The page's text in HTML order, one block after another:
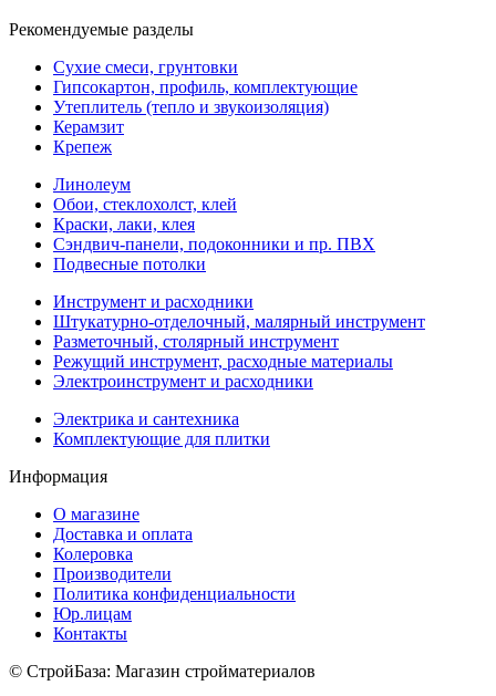
Рекомендуемые разделы
Сухие смеси, грунтовки
Гипсокартон, профиль, комплектующие
Утеплитель (тепло и звукоизоляция)
Керамзит
Крепеж
Линолеум
Обои, стеклохолст, клей
Краски, лаки, клея
Сэндвич-панели, подоконники и пр. ПВХ
Подвесные потолки
Инструмент и расходники
Штукатурно-отделочный, малярный инструмент
Разметочный, столярный инструмент
Режущий инструмент, расходные материалы
Электроинструмент и расходники
Электрика и сантехника
Комплектующие для плитки
Информация
О магазине
Доставка и оплата
Колеровка
Производители
Политика конфиденциальности
Юр.лицам
Контакты
© СтройБаза: Магазин стройматериалов